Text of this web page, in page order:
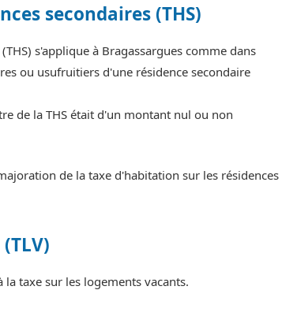
secondaires (THS)
s'applique à Bragassargues comme dans
ou usufruitiers d'une résidence secondaire
de la THS était d'un montant nul ou non
de la taxe d'habitation sur les résidences
la taxe sur les logements vacants.